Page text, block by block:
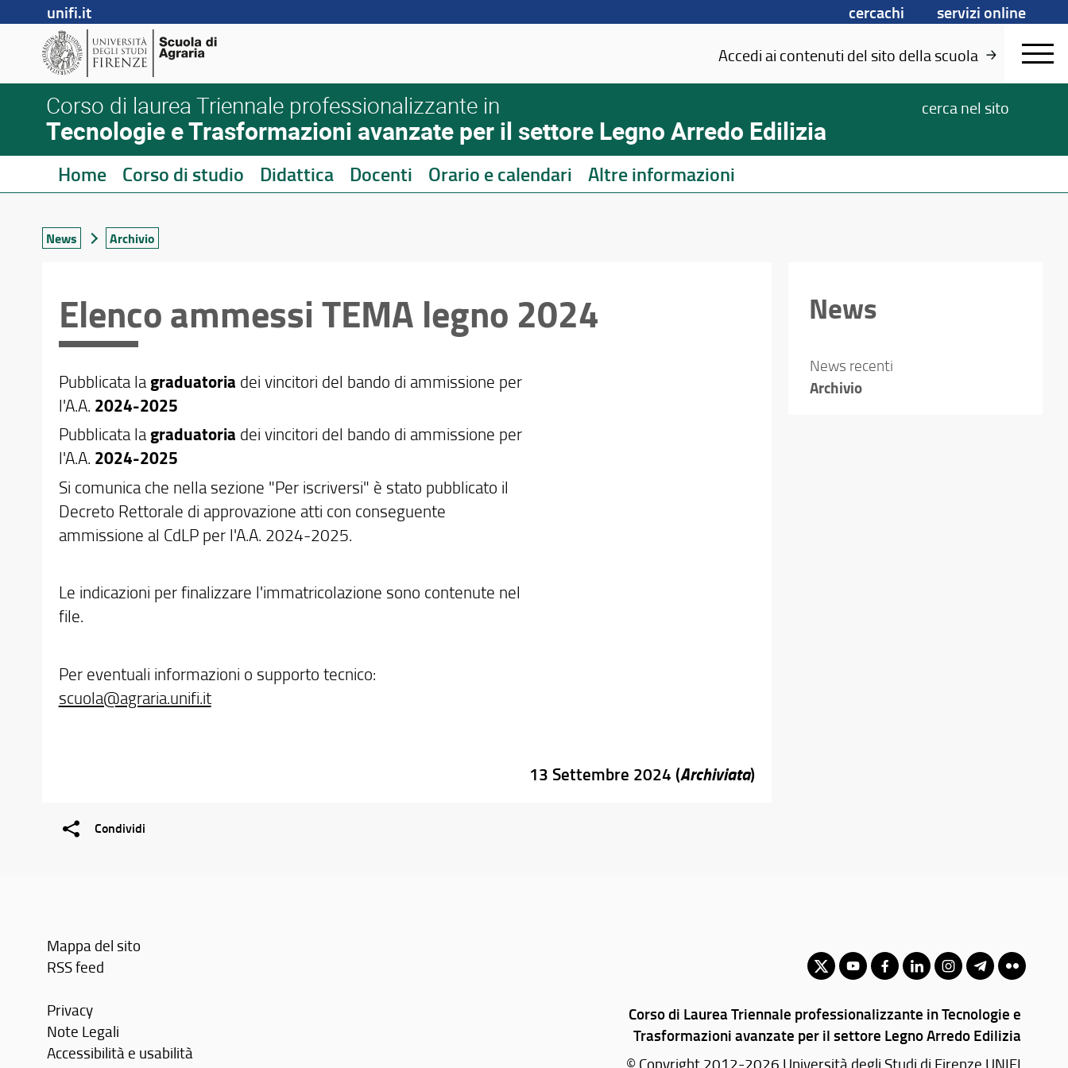
unifi.it cercachi
servizi online
Accedi ai contenuti del sito della scuola
Corso di laurea Triennale professionalizzante in
Tecnologie e Trasformazioni avanzate per il settore Legno Arredo Edilizia
cerca nel sito
Home Corso di studio Didattica Docenti Orario e calendari Altre informazioni
News Archivio
Elenco ammessi TEMA legno 2024
Pubblicata lagraduatoria dei vincitori del bando di ammissione per
l'A.A. 2024-2025
Pubblicata lagraduatoria dei vincitori del bando di ammissione per
l'A.A. 2024-2025
Si comunica che nella sezione "Per iscriversi" è stato pubblicato il
Decreto Rettorale di approvazione atti con conseguente
ammissione al CdLP per l'A.A. 2024-2025.
Le indicazioni per finalizzare l'immatricolazione sono contenute nel
file.
Per eventuali informazioni o supporto tecnico:
scuola@agraria.unifi.it
13 Settembre 2024 (Archiviata)
Condividi
News
News recenti
Archivio
Mappa del sito
RSS feed
Privacy
Note Legali
Accessibilità e usabilità
Corso di Laurea Triennale professionalizzante in Tecnologie e
Trasformazioni avanzate per il settore Legno Arredo Edilizia
© Copyright 2012-2026 Università degli Studi di Firenze UNIFI